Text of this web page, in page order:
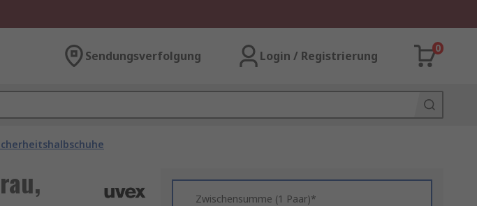
Sendungsverfolgung Login / Registrierung
0
Zwischensumme (1 Paar)*